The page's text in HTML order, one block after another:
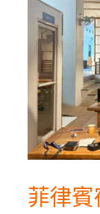
菲律賓